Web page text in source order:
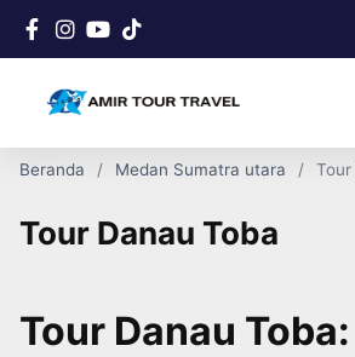
Beranda Medan Sumatra utara Tour
Tour Danau Toba
Tour Danau